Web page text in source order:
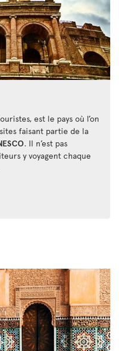
est le pays où l’on
faisant partie de la
. Il n’est pas
y voyagent chaque